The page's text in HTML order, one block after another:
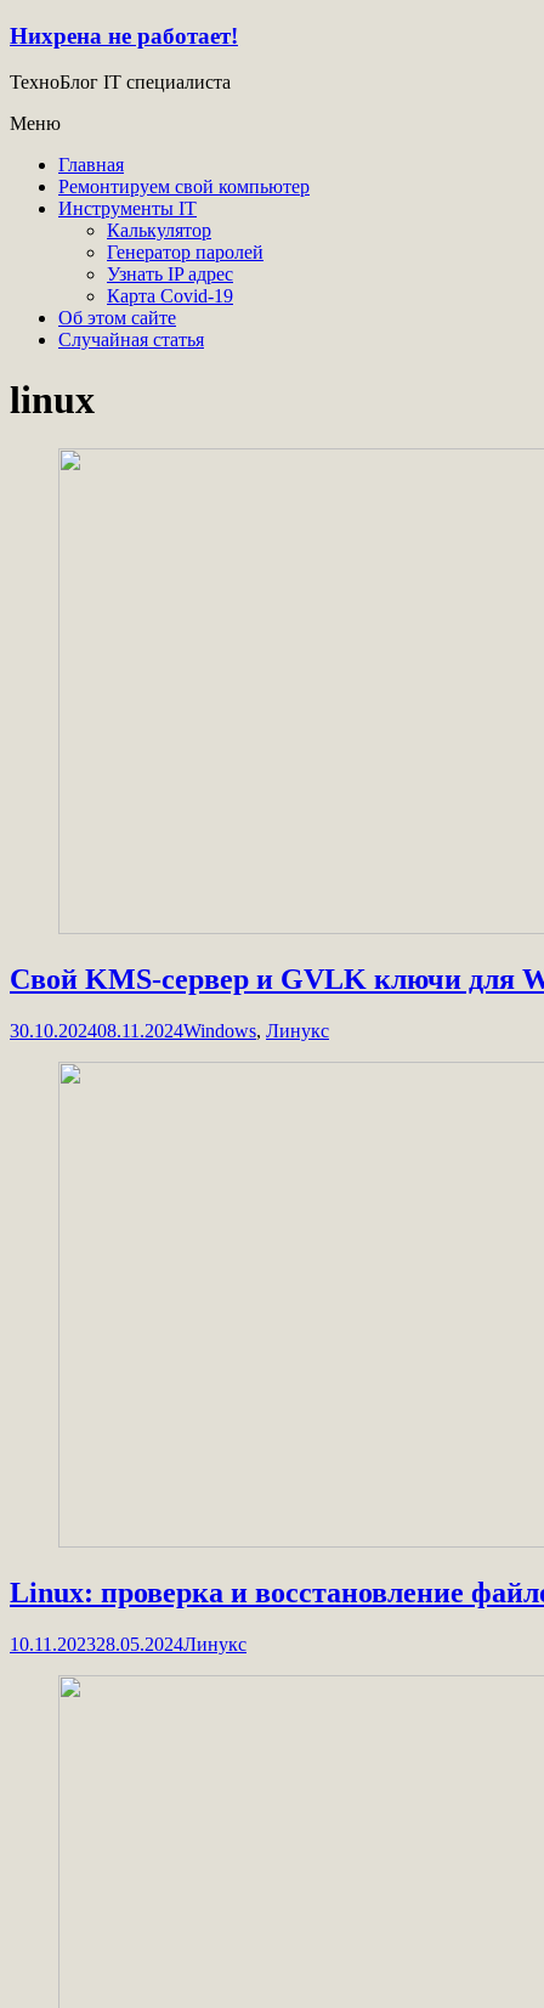
Нихрена не работает!
ТехноБлог IT специалиста
Меню
Главная
Ремонтируем свой компьютер
Инструменты IT
Калькулятор
Генератор паролей
Узнать IP адрес
Карта Covid-19
Об этом сайте
Случайная статья
linux
Свой KMS-сервер и GVLK ключи для
30.10.202408.11.2024Windows, Линукс
Linux: проверка и восстановление
10.11.202328.05.2024Линукс